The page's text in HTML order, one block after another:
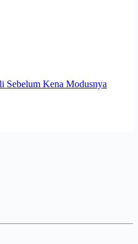
Sebelum Kena Modusnya